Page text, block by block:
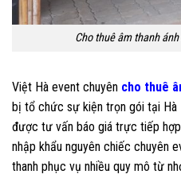
Cho thuê âm thanh
Việt Hà event chuyên cho thuê
bị tổ chức sự kiện trọn gói tại Hà
được tư vấn báo giá trực tiếp
nhập khẩu nguyên chiếc chuyên
thanh phục vụ nhiều quy mô từ